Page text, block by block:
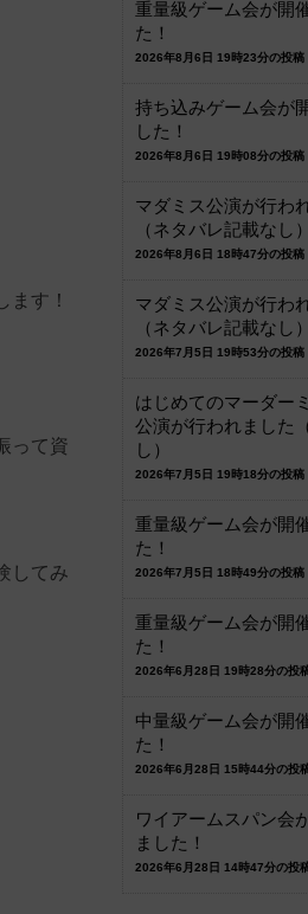
す！
って資
してみ
重量級ゲーム会が開
た！
2026年8月6日 19時23分の投稿
持ち込みゲーム会が
した！
2026年8月6日 19時08分の投稿
マダミス公演が行わ
（ネタバレ記載なし）
2026年8月6日 18時47分の投稿
マダミス公演が行わ
（ネタバレ記載なし）
2026年7月5日 19時53分の投稿
はじめてのマーダー
公演が行われました
し）
2026年7月5日 19時18分の投稿
重量級ゲーム会が開
た！
2026年7月5日 18時49分の投稿
重量級ゲーム会が開
た！
2026年6月28日 19時28分の投
中量級ゲーム会が開
た！
2026年6月28日 15時44分の投
ワイアームスパン会
ました！
2026年6月28日 14時47分の投